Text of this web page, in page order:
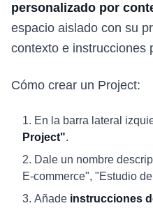
personalizado por
espacio aislado con su
contexto e instrucciones
Cómo crear un Project:
En la barra lateral
Project".
Dale un nombre
E-commerce", "Estudio
Añade instrucciones